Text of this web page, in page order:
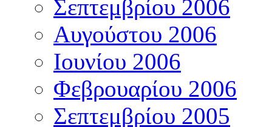
Σεπτεμβρίου 2006
Αυγούστου 2006
Ιουνίου 2006
Φεβρουαρίου 2006
Σεπτεμβρίου 2005